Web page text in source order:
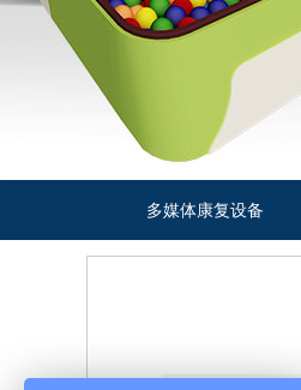
多媒体康复设备